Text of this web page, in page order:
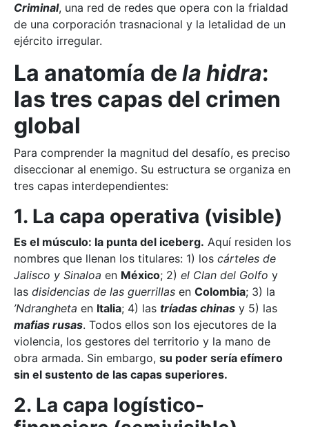
Criminal, una red de redes que opera con la frialdad
de una corporación trasnacional y la letalidad de un
ejército irregular.
La anatomía de la hidra:
las tres capas del crimen
global
Para comprender la magnitud del desafío, es preciso
diseccionar al enemigo. Su estructura se organiza en
tres capas interdependientes:
1. La capa operativa (visible)
Es el músculo: la punta del iceberg. Aquí residen los
nombres que llenan los titulares: 1) los cárteles de
Jalisco y Sinaloa en México; 2) el Clan del Golfo y
las disidencias de las guerrillas en Colombia; 3) la
’Ndrangheta en Italia; 4) las tríadas chinas y 5) las
mafias rusas. Todos ellos son los ejecutores de la
violencia, los gestores del territorio y la mano de
obra armada. Sin embargo, su poder sería efímero
sin el sustento de las capas superiores.
2. La capa logístico-